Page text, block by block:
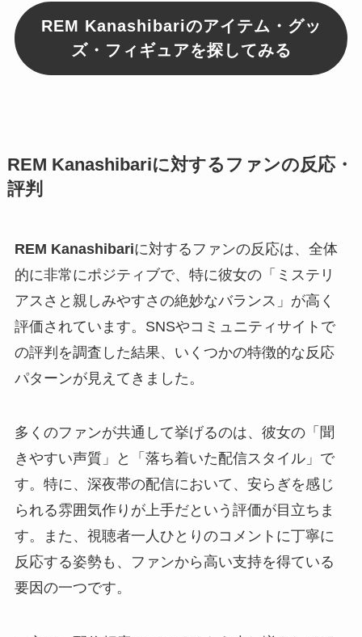
REM Kanashibariのアイテム・グッ
ズ・フィギュアを探してみる
REM Kanashibariに対するファンの反応・
評判
REM Kanashibariに対するファンの反応は、全体
的に非常にポジティブで、特に彼女の「ミステリ
アスさと親しみやすさの絶妙なバランス」が高く
評価されています。SNSやコミュニティサイトで
の評判を調査した結果、いくつかの特徴的な反応
パターンが見えてきました。
多くのファンが共通して挙げるのは、彼女の「聞
きやすい声質」と「落ち着いた配信スタイル」で
す。特に、深夜帯の配信において、安らぎを感じ
られる雰囲気作りが上手だという評価が目立ちま
す。また、視聴者一人ひとりのコメントに丁寧に
反応する姿勢も、ファンから高い支持を得ている
要因の一つです。